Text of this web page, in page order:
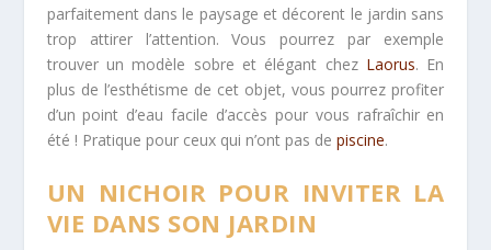
parfaitement dans le paysage et décorent le jardin sans
trop attirer l’attention. Vous pourrez par exemple
trouver un modèle sobre et élégant chez Laorus. En
plus de l’esthétisme de cet objet, vous pourrez profiter
d’un point d’eau facile d’accès pour vous rafraîchir en
été ! Pratique pour ceux qui n’ont pas de piscine.
UN NICHOIR POUR INVITER LA
VIE DANS SON JARDIN